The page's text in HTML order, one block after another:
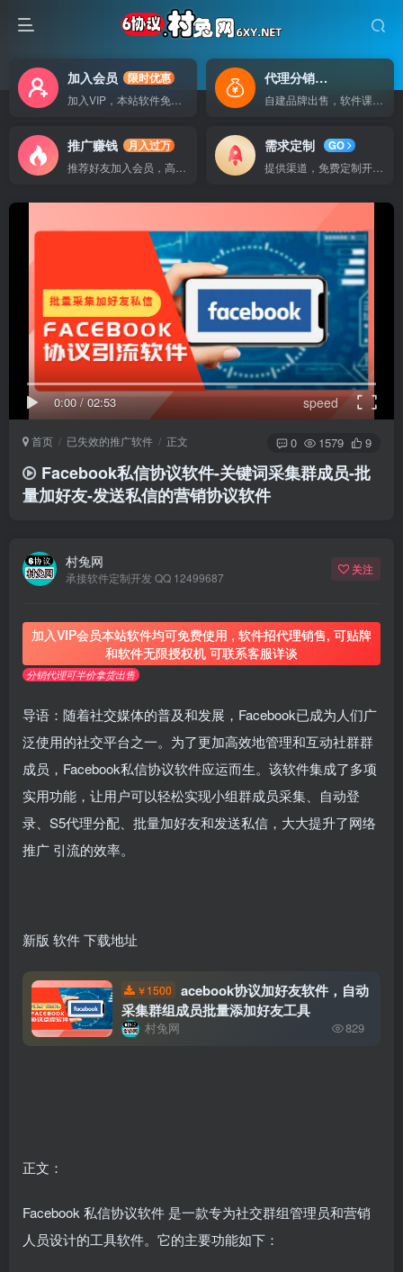
加入会员
限时优惠
代理分销自己做老板
推广赚钱
月入过万
需求定制
GO
0:00/02:53 speed
首页 已失效的推广软件 正文 0 1579 9
Facebook私信协议软件-关键词采集群成员-批
量加好友-发送私信的营销协议软件
村兔网
承接软件定制开发 QQ 12499687
关注
加入VIP会员本站软件均可免费使用 , 软件招代理销售, 可贴牌
和软件无限授权机 可联系客服详谈
分销代理可半价拿货出售
导语：随着社交媒体的普及和发展，Facebook已成为人们广
泛使用的社交平台之一。为了更加高效地管理和互动社群群
成员，Facebook私信协议软件应运而生。该软件集成了多项
实用功能，让用户可以轻松实现小组群成员采集、自动登
录、S5代理分配、批量加好友和发送私信，大大提升了网络
推广 引流的效率。
新版 软件下载地址
￥ 1500
acebook协议加好友软件，自动
采集群组成员批量添加好友工具
村兔网 829
正文：
Facebook 私信协议软件 是一款专为社交群组管理员和营销
人员设计的工具软件。它的主要功能如下：